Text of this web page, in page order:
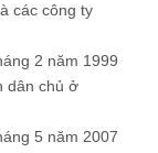
các công ty
2 năm 1999
dân chủ ở
5 năm 2007